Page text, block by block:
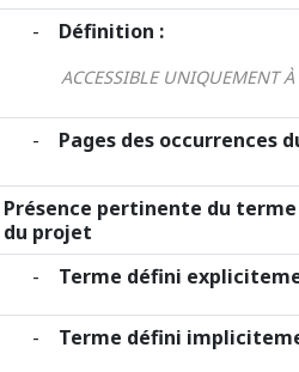
- Définition :
ACCESSIBLE UNIQUEMENT À
- Pages des occurrences
Présence pertinente du
du projet
- Terme défini
- Terme défini